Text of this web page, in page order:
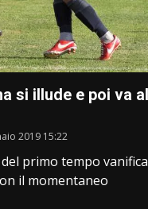
si illude e poi va al
2019 15:22
primo tempo
il momentaneo